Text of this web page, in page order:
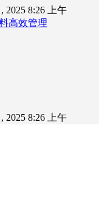
2025 8:26 上午
高效管理
2025 8:26 上午